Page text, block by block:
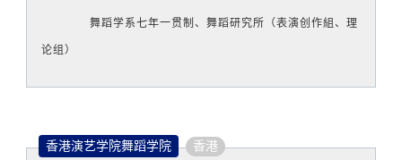
舞蹈学系七年一贯制、舞蹈研究所（表演创作組、理
论组）
香港演艺学院舞蹈学院 香港